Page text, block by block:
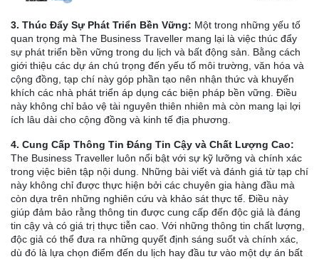
3. Thúc Đẩy Sự Phát Triển Bền Vững: Một trong những yếu tố
quan trọng mà The Business Traveller mang lại là việc thúc đẩy
sự phát triển bền vững trong du lịch và bất động sản. Bằng cách
giới thiệu các dự án chú trọng đến yếu tố môi trường, văn hóa và
cộng đồng, tạp chí này góp phần tạo nên nhận thức và khuyến
khích các nhà phát triển áp dụng các biện pháp bền vững. Điều
này không chỉ bảo vệ tài nguyên thiên nhiên mà còn mang lại lợi
ích lâu dài cho cộng đồng và kinh tế địa phương.
4. Cung Cấp Thông Tin Đáng Tin Cậy và Chất Lượng Cao:
The Business Traveller luôn nổi bật với sự kỹ lưỡng và chính xác
trong việc biên tập nội dung. Những bài viết và đánh giá từ tạp chí
này không chỉ được thực hiện bởi các chuyên gia hàng đầu mà
còn dựa trên những nghiên cứu và khảo sát thực tế. Điều này
giúp đảm bảo rằng thông tin được cung cấp đến độc giả là đáng
tin cậy và có giá trị thực tiễn cao. Với những thông tin chất lượng,
độc giả có thể đưa ra những quyết định sáng suốt và chính xác,
dù đó là lựa chọn điểm đến du lịch hay đầu tư vào một dự án bất